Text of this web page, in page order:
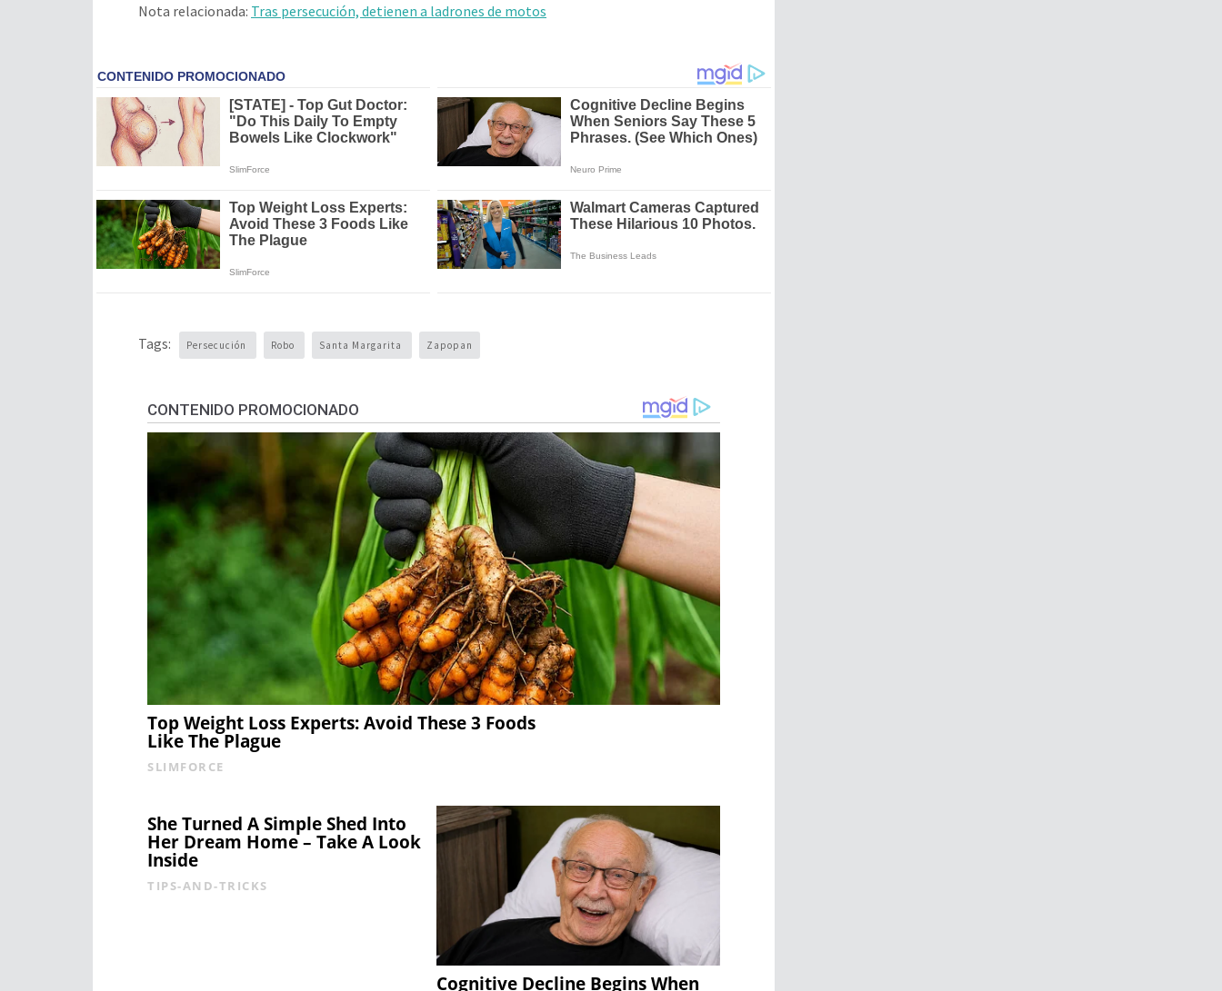
Nota relacionada: Tras persecución, detienen a ladrones de motos
Tags: Persecución Robo Santa Margarita Zapopan
CONTENIDO PROMOCIONADO
Top Weight Loss Experts: Avoid These 3 Foods
Like The Plague
SLIMFORCE
She Turned A Simple Shed Into
Her Dream Home – Take A Look
Inside
TIPS-AND-TRICKS
Cognitive Decline Begins When